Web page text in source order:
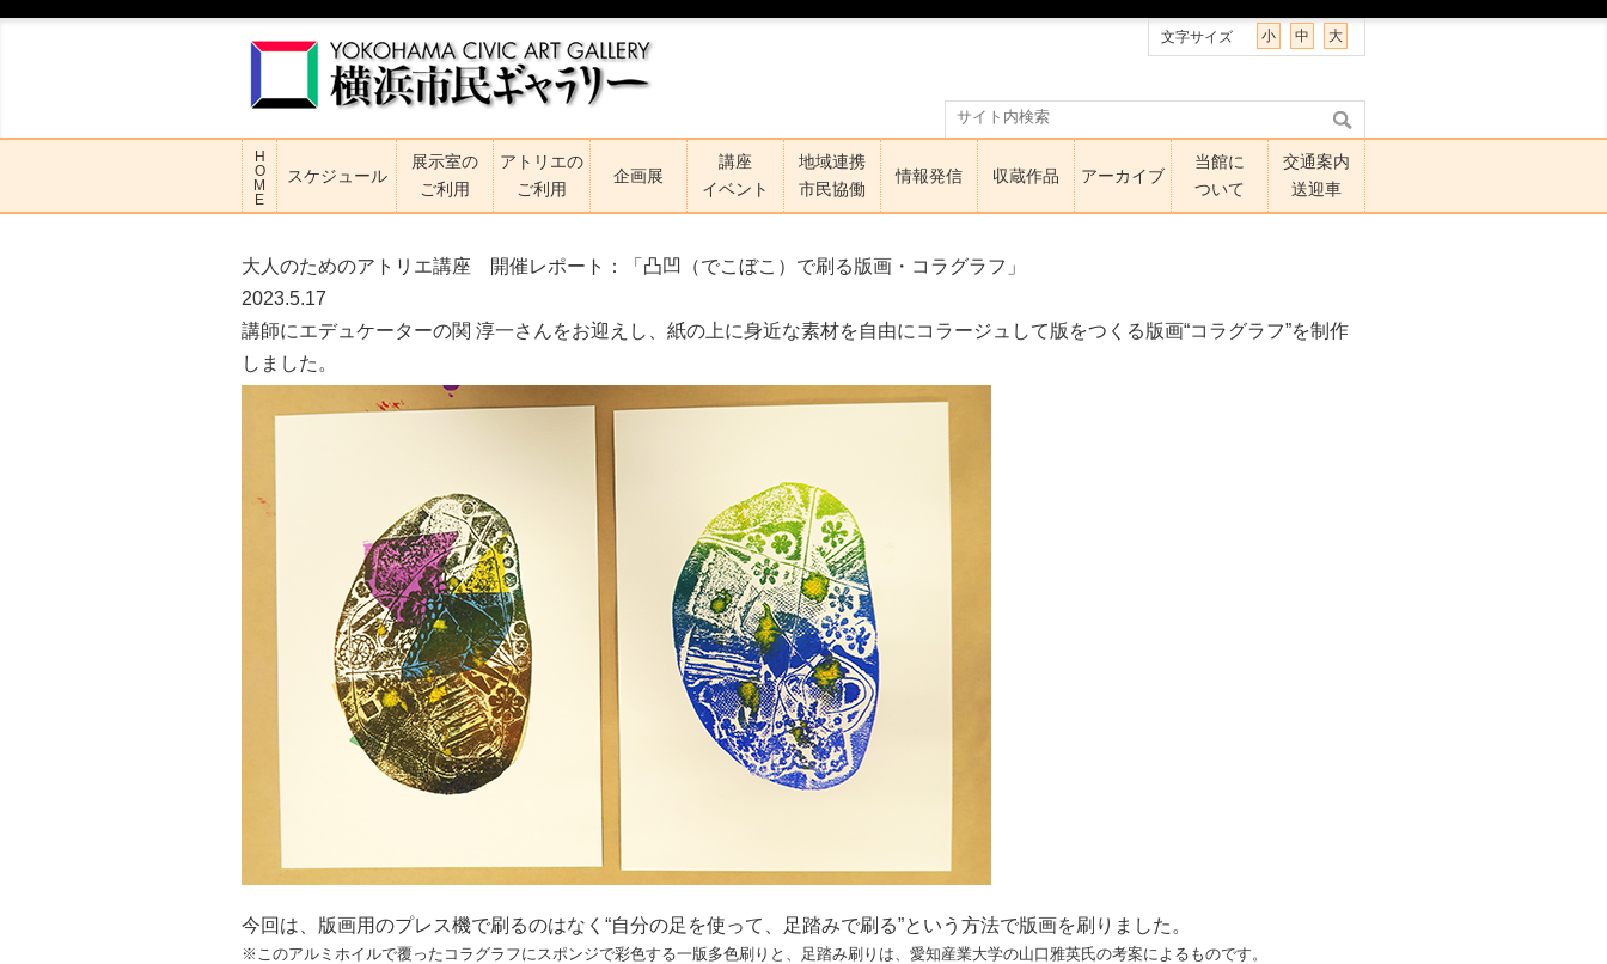
文字サイズ 小 中 大
H
O
M
E
スケジュール
展示室の
ご利用
アトリエの
ご利用
企画展
講座
イベント
地域連携
市民協働
情報発信 収蔵作品 アーカイブ
当館に
ついて
交通案内
送迎車
大人のためのアトリエ講座 開催レポート：「凸凹（でこぼこ）で刷る版画・コラグラフ」
2023.5.17
講師にエデュケーターの関 淳一さんをお迎えし、紙の上に身近な素材を自由にコラージュして版をつくる版画“コラグラフ”を制作
しました。
今回は、版画用のプレス機で刷るのはなく“自分の足を使って、足踏みで刷る”という方法で版画を刷りました。
※このアルミホイルで覆ったコラグラフにスポンジで彩色する一版多色刷りと、足踏み刷りは、愛知産業大学の山口雅英氏の考案によるものです。